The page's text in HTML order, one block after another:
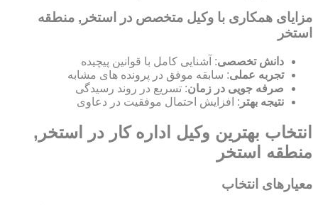
مزایای همکاری با وکیل متخصص در استخر, منطقه
استخر
دانش تخصصی: آشنایی کامل با قوانین پیچیده
تجربه عملی: سابقه موفق در پرونده های مشابه
صرفه جویی در زمان: تسریع در روند رسیدگی
نتیجه بهتر : افزایش احتمال موفقیت در دعاوی
انتخاب بهترین وکیل اداره کار در استخر,
منطقه استخر
معیارهای انتخاب